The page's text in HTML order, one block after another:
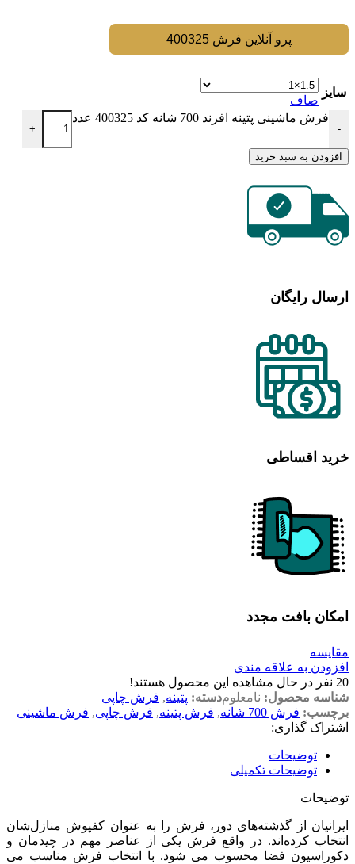
پرو آنلاین فرش 400325
سایز
صاف
-
فرش ماشینی پتینه افرند 700 شانه کد 400325 عدد
+
افزودن به سبد خرید
ارسال رایگان
خرید اقساطی
امکان بافت مجدد
مقایسه
افزودن به علاقه مندی
20 نفر در حال مشاهده این محصول هستند!
شناسه محصول: نامعلومدسته: پتینه, فرش چاپی
برچسب: فرش 700 شانه , فرش پتینه, فرش چاپی, فرش ماشینی
اشتراک گذاری:
توضیحات
توضیحات تکمیلی
توضیحات
ایرانیان از گذشته‌های دور، فرش را به عنوان کفپوش منازل‌شان
انتخاب کرده‌اند. در واقع فرش یکی از عناصر مهم در چیدمان و
دکوراسیون فضا محسوب می شود. با انتخاب فرش مناسب می